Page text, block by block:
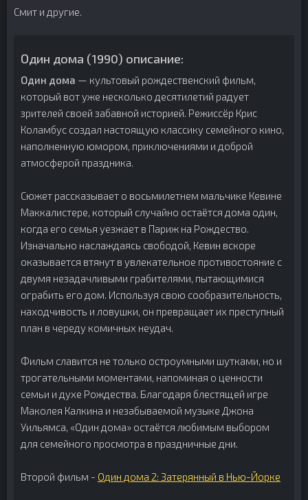
Смит и другие.
Один дома (1990) описание:
Один дома — культовый рождественский фильм,
который вот уже несколько десятилетий радует
зрителей своей забавной историей. Режиссёр Крис
Коламбус создал настоящую классику семейного кино,
наполненную юмором, приключениями и доброй
атмосферой праздника.
Сюжет рассказывает о восьмилетнем мальчике Кевине
Маккалистере, который случайно остаётся дома один,
когда его семья уезжает в Париж на Рождество.
Изначально наслаждаясь свободой, Кевин вскоре
оказывается втянут в увлекательное противостояние с
двумя незадачливыми грабителями, пытающимися
ограбить его дом. Используя свою сообразительность,
находчивость и ловушки, он превращает их преступный
план в череду комичных неудач.
Фильм славится не только остроумными шутками, но и
трогательными моментами, напоминая о ценности
семьи и духе Рождества. Благодаря блестящей игре
Маколея Калкина и незабываемой музыке Джона
Уильямса, «Один дома» остаётся любимым выбором
для семейного просмотра в праздничные дни.
Второй фильм - Один дома 2: Затерянный в Нью-Йорке